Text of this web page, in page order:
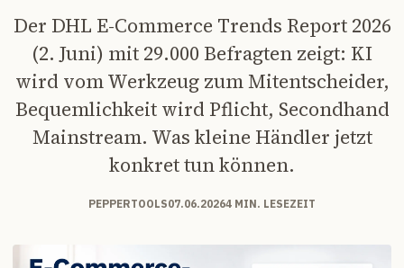
Der DHL E-Commerce Trends Report 2026
(2. Juni) mit 29.000 Befragten zeigt: KI
wird vom Werkzeug zum Mitentscheider,
Bequemlichkeit wird Pflicht, Secondhand
Mainstream. Was kleine Händler jetzt
konkret tun können.
PEPPERTOOLS07.06.20264 MIN. LESEZEIT